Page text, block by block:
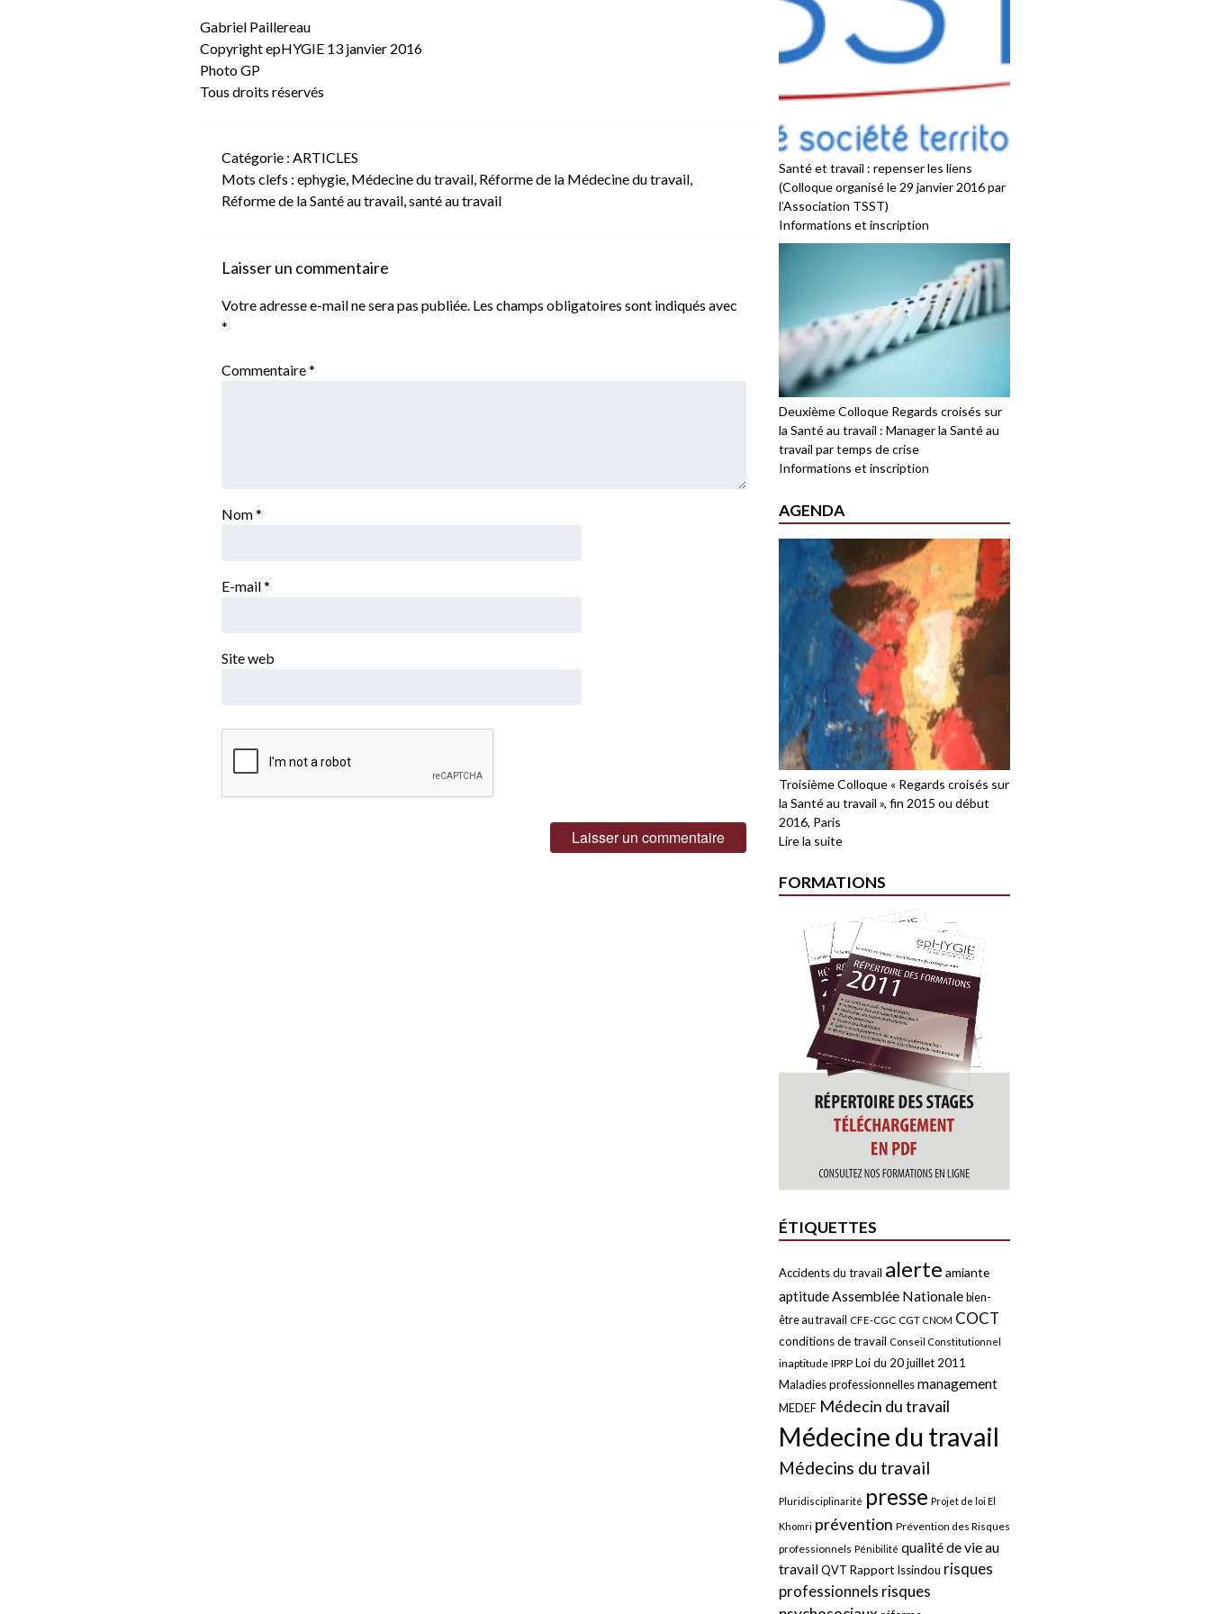
Gabriel Paillereau
Copyright epHYGIE 13 janvier 2016
Photo GP
Tous droits réservés
Catégorie : ARTICLES
Mots clefs : ephygie, Médecine du travail, Réforme de la Médecine du travail,
Réforme de la Santé au travail,santé au travail
Laisser un commentaire
Votre adresse e-mail ne sera pas publiée. Les champs obligatoires sont indiqués avec
*
Commentaire*
Nom*
E-mail*
Site web
Santé et travail : repenser les liens
(Colloque organisé le 29 janvier 2016 par
l’Association TSST)
Informations et inscription
Deuxième Colloque Regards croisés sur
la Santé au travail : Manager la Santé au
travail par temps de crise
Informations et inscription
AGENDA
Troisième Colloque « Regards croisés sur
la Santé au travail », fin 2015 ou début
2016, Paris
Lire la suite
FORMATIONS
ÉTIQUETTES
Accidents du travail alerte amiante
aptitudeAssemblée Nationale bien-
être au travail CFE-CGC CGT CNOM COCT
conditions de travail Conseil Constitutionnel
inaptitude IPRP Loi du 20 juillet 2011
Maladies professionnellesmanagement
MEDEF Médecin du travail
Médecine du travail
Médecins du travail
Pluridisciplinarité presse Projet de loi El
Khomri prévention Prévention des Risques
professionnels Pénibilité qualité de vie au
travailQVT Rapport Issindou risques
professionnels risques